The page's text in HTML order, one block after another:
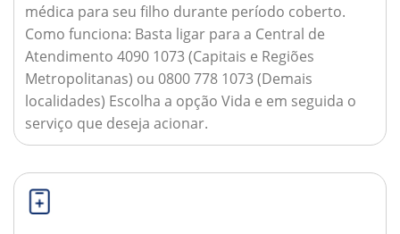
médica para seu filho durante período coberto.
Como funciona: Basta ligar para a Central de
Atendimento 4090 1073 (Capitais e Regiões
Metropolitanas) ou 0800 778 1073 (Demais
localidades) Escolha a opção Vida e em seguida o
serviço que deseja acionar.